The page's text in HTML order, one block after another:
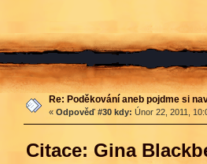
Re: Poděkování aneb pojdme si
« Odpověď #30 kdy: Únor 22, 2011,
Citace: Gina